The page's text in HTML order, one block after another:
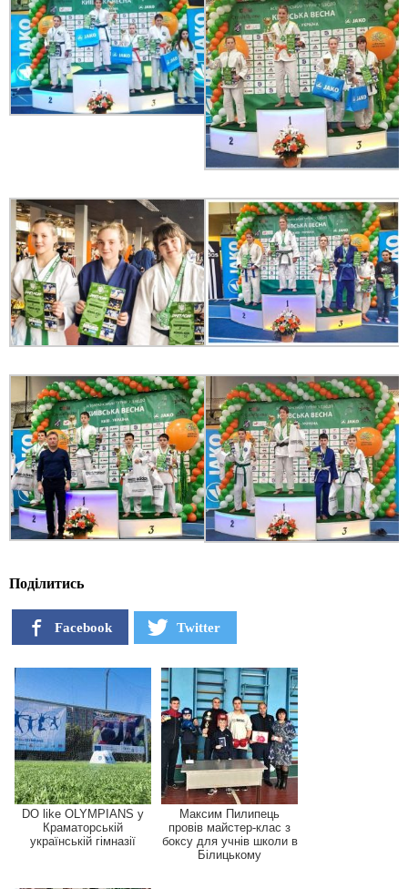
Поділитись
Facebook Twitter
DO like OLYMPIANS у
Краматорській
українській гімназії
Максим Пилипець
провів майстер-клас з
боксу для учнів школи в
Білицькому